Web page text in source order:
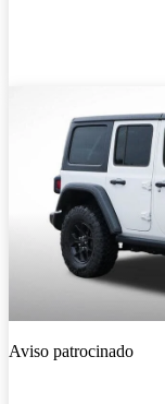
Aviso patrocinado